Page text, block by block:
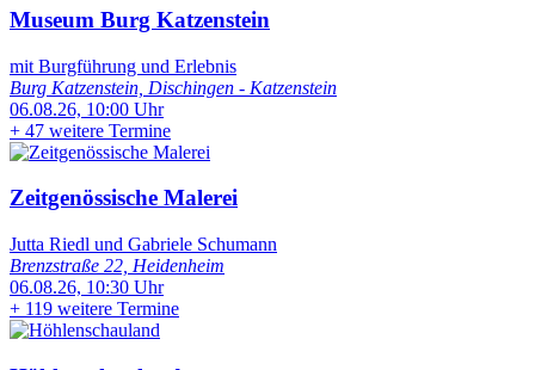
Museum Burg Katzenstein
mit Burgführung und Erlebnis
Burg Katzenstein, Dischingen - Katzenstein
06.08.26, 10:00 Uhr
+ 47 weitere Termine
Zeitgenössische Malerei
Jutta Riedl und Gabriele Schumann
Brenzstraße 22, Heidenheim
06.08.26, 10:30 Uhr
+ 119 weitere Termine